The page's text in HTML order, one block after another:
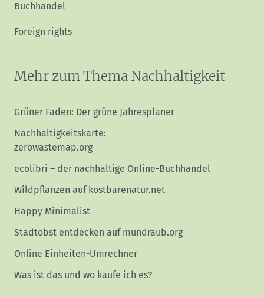
Buchhandel
Foreign rights
Mehr zum Thema Nachhaltigkeit
Grüner Faden: Der grüne Jahresplaner
Nachhaltigkeitskarte:
zerowastemap.org
ecolibri – der nachhaltige Online-Buchhandel
Wildpflanzen auf kostbarenatur.net
Happy Minimalist
Stadtobst entdecken auf mundraub.org
Online Einheiten-Umrechner
Was ist das und wo kaufe ich es?